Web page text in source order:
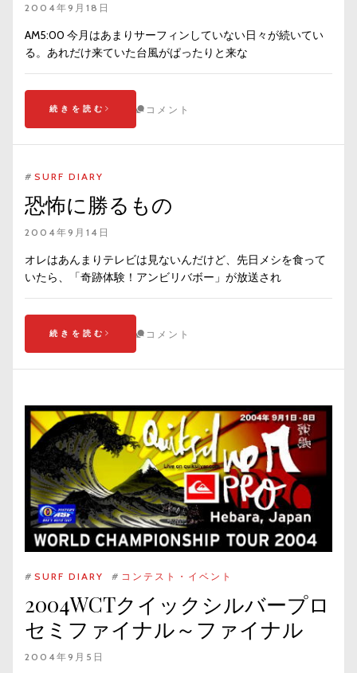
2004年9月18日
AM5:00 今月はあまりサーフィンしていない日々が続いてい
る。あれだけ来ていた台風がぱったりと来な
続きを読む コメント
# SURF DIARY
恐怖に勝るもの
2004年9月14日
オレはあんまりテレビは見ないんだけど、先日メシを食って
いたら、「奇跡体験！アンビリバボー」が放送され
続きを読む コメント
# SURF DIARY # コンテスト・イベント
2004WCTクイックシルバープロ
セミファイナル～ファイナル
2004年9月5日